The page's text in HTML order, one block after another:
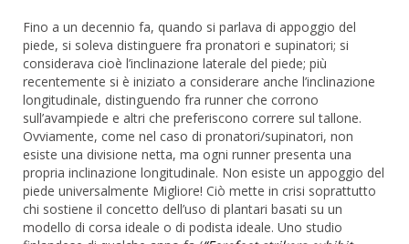
Fino a un decennio fa, quando si parlava di appoggio del
piede, si soleva distinguere fra pronatori e supinatori; si
considerava cioè l’inclinazione laterale del piede; più
recentemente si è iniziato a considerare anche l’inclinazione
longitudinale, distinguendo fra runner che corrono
sull’avampiede e altri che preferiscono correre sul tallone.
Ovviamente, come nel caso di pronatori/supinatori, non
esiste una divisione netta, ma ogni runner presenta una
propria inclinazione longitudinale. Non esiste un appoggio del
piede universalmente Migliore! Ciò mette in crisi soprattutto
chi sostiene il concetto dell’uso di plantari basati su un
modello di corsa ideale o di podista ideale. Uno studio